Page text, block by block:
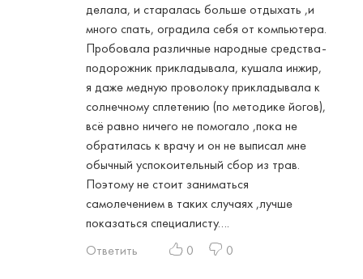
делала, и старалась больше отдыхать ,и
много спать, оградила себя от компьютера.
Пробовала различные народные средства-
подорожник прикладывала, кушала инжир,
я даже медную проволоку прикладывала к
солнечному сплетению (по методике йогов),
всё равно ничего не помогало ,пока не
обратилась к врачу и он не выписал мне
обычный успокоительный сбор из трав.
Поэтому не стоит заниматься
самолечением в таких случаях ,лучше
показаться специалисту….
Ответить
0 0